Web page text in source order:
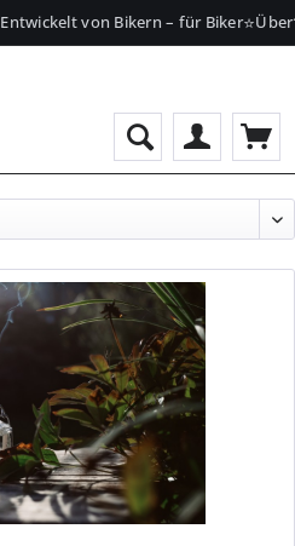
Entwickelt von Bikern – für Biker⭐Über